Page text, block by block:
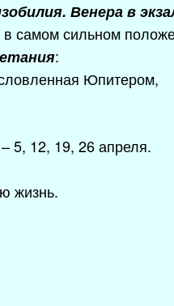
Венера в
самом сильном
:
Юпитером,
5, 12, 19, 26 апреля.
жизнь.